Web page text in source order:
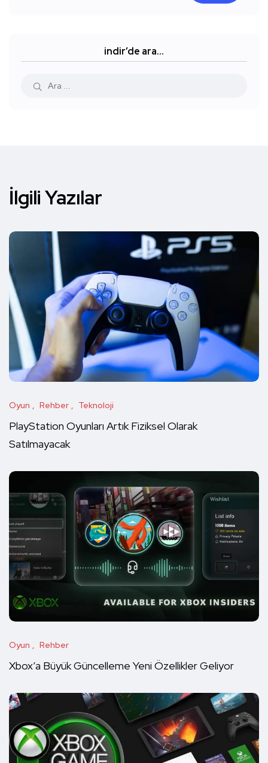
indir’de ara…
İlgili Yazılar
Oyun Rehber Teknoloji
PlayStation Oyunları Artık Fiziksel Olarak
Satılmayacak
Oyun Rehber
Xbox’a Büyük Güncelleme Yeni Özellikler Geliyor